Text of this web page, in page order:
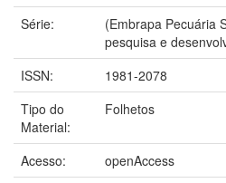
Série:
(Embrapa Pecuária
pesquisa e
ISSN:
1981-2078
Tipo do
Material:
Folhetos
Acesso:
openAccess